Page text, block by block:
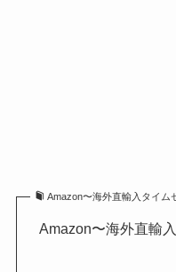
Amazon〜海外直輸入タイム
Amazon〜海外直輸